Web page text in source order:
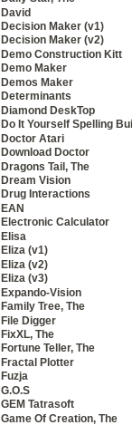
David
Decision Maker (v1)
Decision Maker (v2)
Demo Construction Kitt
Demo Maker
Demos Maker
Determinants
Diamond DeskTop
Do It Yourself Spelling
Doctor Atari
Download Doctor
Dragons Tail, The
Dream Vision
Drug Interactions
EAN
Electronic Calculator
Elisa
Eliza (v1)
Eliza (v2)
Eliza (v3)
Expando-Vision
Family Tree, The
File Digger
FixXL, The
Fortune Teller, The
Fractal Plotter
Fuzja
G.O.S
GEM Tatrasoft
Game Of Creation, The